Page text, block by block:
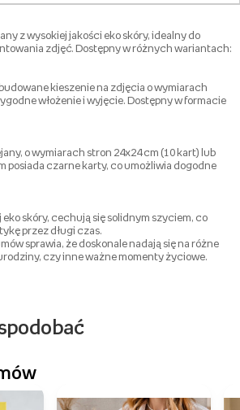
z wysokiej jakości eko skóry, idealny do
zdjęć. Dostępny w różnych wariantach:
kieszenie na zdjęcia o wymiarach
włożenie i wyjęcie. Dostępny w formacie
o wymiarach stron 24x24 cm (10 kart) lub
posiada czarne karty, co umożliwia dogodne
skóry, cechują się solidnym szyciem, co
przez długi czas.
sprawia, że doskonale nadają się na różne
czy inne ważne momenty życiowe.